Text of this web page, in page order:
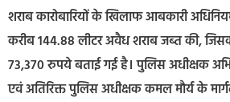
शराब कारोबारियों के खिलाफ आबकारी
करीब 144.88 लीटर अवैध शराब जब्त की,
73,370 रुपये बताई गई है। पुलिस अधीक्षक
एवं अतिरिक्त पुलिस अधीक्षक कमल मौर्य के